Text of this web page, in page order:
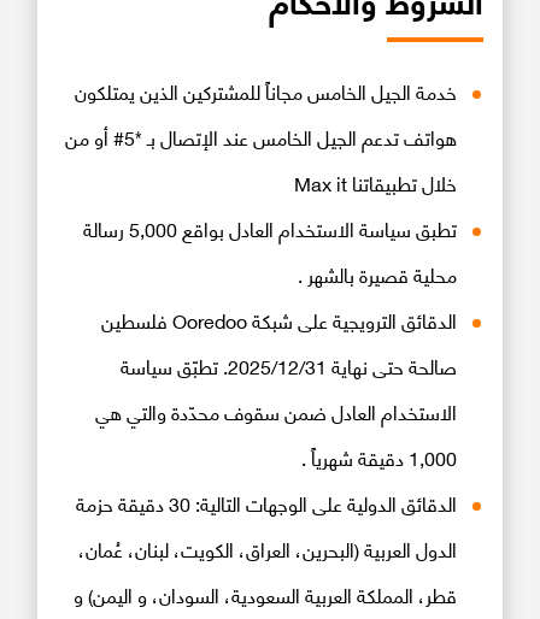
خدمة الجيل الخامس مجاناً للمشتركين الذين يمتلكون
هواتف تدعم الجيل الخامس عند الإتصال بـ *5# أو من
خلال تطبيقاتنا Max it
تطبق سياسة الاستخدام العادل بواقع 5,000 رسالة
محلية قصيرة بالشهر .
الدقائق الترويجية على شبكة Ooredoo فلسطين
صالحة حتى نهاية 2025/12/31. تطبّق سياسة
الاستخدام العادل ضمن سقوف محدّدة والتي هي
1,000 دقيقة شهرياً .
الدقائق الدولية على الوجهات التالية: 30 دقيقة حزمة
الدول العربية (البحرين، العراق، الكويت، لبنان، عُمان،
قطر، المملكة العربية السعودية، السودان، و اليمن) و